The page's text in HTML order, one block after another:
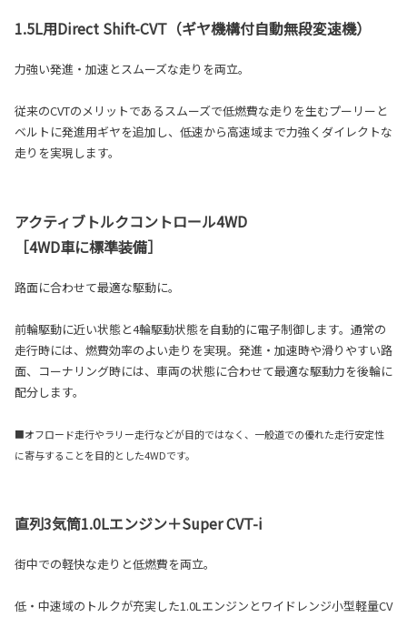
1.5L用Direct Shift-CVT（ギヤ機構付自動無段変速機）
力強い発進・加速とスムーズな走りを両立。
従来のCVTのメリットであるスムーズで低燃費な走りを生むプーリーと
ベルトに発進用ギヤを追加し、低速から高速域まで力強くダイレクトな
走りを実現します。
アクティブトルクコントロール4WD
［4WD車に標準装備］
路面に合わせて最適な駆動に。
前輪駆動に近い状態と4輪駆動状態を自動的に電子制御します。通常の
走行時には、燃費効率のよい走りを実現。発進・加速時や滑りやすい路
面、コーナリング時には、車両の状態に合わせて最適な駆動力を後輪に
配分します。
■オフロード走行やラリー走行などが目的ではなく、一般道での優れた走行安定性
に寄与することを目的とした4WDです。
直列3気筒1.0Lエンジン＋Super CVT-i
街中での軽快な走りと低燃費を両立。
低・中速域のトルクが充実した1.0Lエンジンとワイドレンジ小型軽量CV